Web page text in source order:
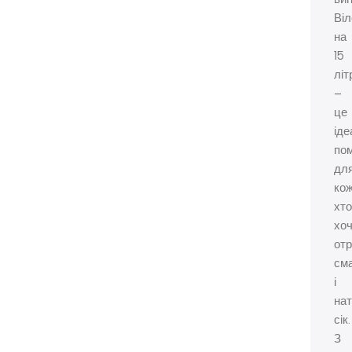
на
15
–
це
хто
і
сік.
З